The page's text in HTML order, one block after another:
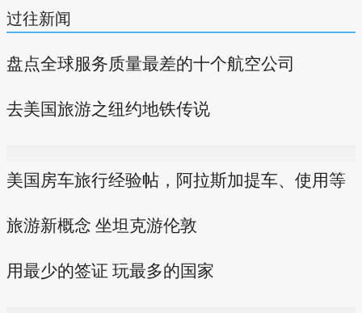
过往新闻
盘点全球服务质量最差的十个航空公司
去美国旅游之纽约地铁传说
美国房车旅行经验帖，阿拉斯加提车、使用等
旅游新概念 坐坦克游伦敦
用最少的签证 玩最多的国家